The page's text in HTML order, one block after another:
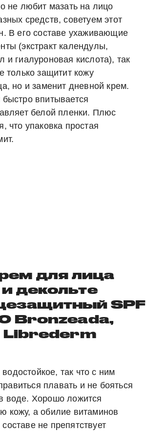
не любит мазать на лицо
средств, советуем этот
В его составе ухаживающие
(экстракт календулы,
и гиалуроновая кислота), так
только защитит кожу
но и заменит дневной крем.
быстро впитывается
белой пленки. Плюс
что упаковка простая
для лица
и декольте
SPF
Bronzeada,
Librederm
так что с ним
плавать и не бояться
воде. Хорошо ложится
кожу, а обилие витаминов
не препятствует